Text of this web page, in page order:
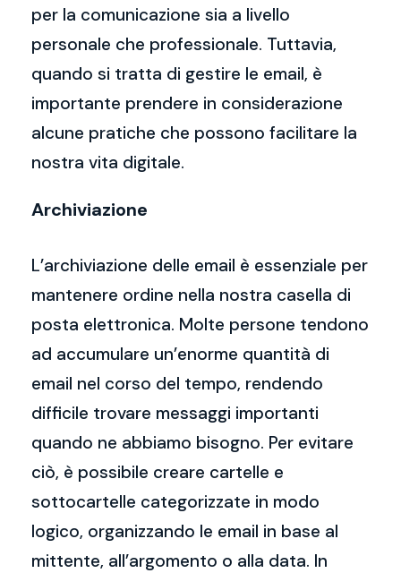
per la comunicazione sia a livello
personale che professionale. Tuttavia,
quando si tratta di gestire le email, è
importante prendere in considerazione
alcune pratiche che possono facilitare la
nostra vita digitale.
Archiviazione
L’archiviazione delle email è essenziale per
mantenere ordine nella nostra casella di
posta elettronica. Molte persone tendono
ad accumulare un’enorme quantità di
email nel corso del tempo, rendendo
difficile trovare messaggi importanti
quando ne abbiamo bisogno. Per evitare
ciò, è possibile creare cartelle e
sottocartelle categorizzate in modo
logico, organizzando le email in base al
mittente, all’argomento o alla data. In